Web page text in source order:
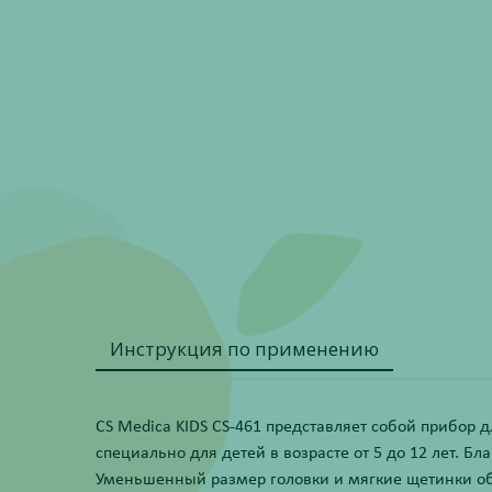
Инструкция по применению
CS Medica KIDS CS-461 представляет собой прибор
специально для детей в возрасте от 5 до 12 лет.
Уменьшенный размер головки и мягкие щетинки